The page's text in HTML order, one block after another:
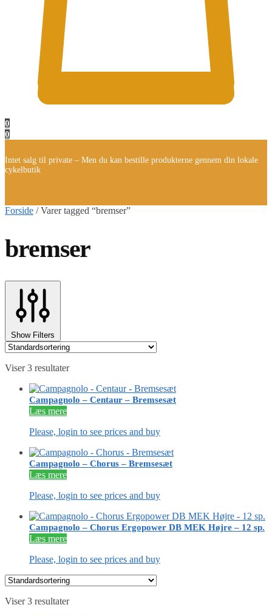
0
0
Intet salg til private – Men du kan bestille produkterne gennem din lokale
cykelbutik
Forside /Varer tagged “bremser”
bremser
Show Filters
Viser 3 resultater
Campagnolo – Centaur – Bremsesæt
Læs mere
Please, login to see prices and buy
Campagnolo – Chorus – Bremsesæt
Læs mere
Please, login to see prices and buy
Campagnolo – Chorus Ergopower DB MEK Højre – 12 sp.
Læs mere
Please, login to see prices and buy
Viser 3 resultater